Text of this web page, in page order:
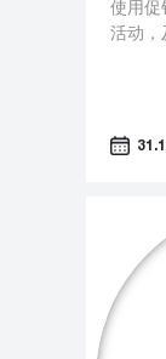
使用促
活动，